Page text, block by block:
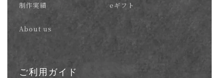
制作実績 eギフト
About us
ご利用ガイド